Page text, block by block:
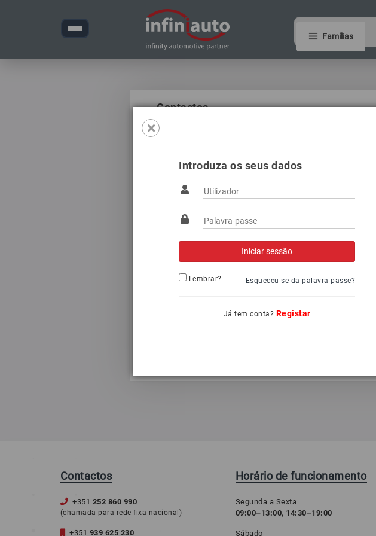
Introduza os seus dados
Lembrar? Esqueceu-se da palavra-passe?
Já tem conta? Registar
Famílias
Contactos
+351252 860 999
infini@infiniauto.pt
Rua do Juncal, nº 110
Ermida - Santa Cristina do Couto
4780-198 Santo Tirso, Portugal
41.332790, -8.494404
Contactos
+351 252 860 990
(chamada para rede fixa nacional)
+351 939 625 230
Horário de funcionamento
Segunda a Sexta
09:00–13:00, 14:30–19:00
Sábado